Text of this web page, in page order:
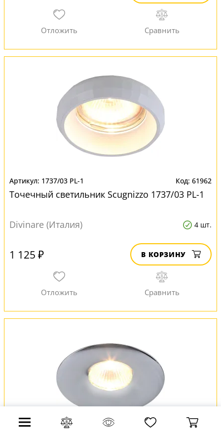
1737/03 PL-1 61962
Точечный светильник Scugnizzo 1737/03 PL-1
Divinare (Италия) 4 шт.
1 125 ₽ В КОРЗИНУ